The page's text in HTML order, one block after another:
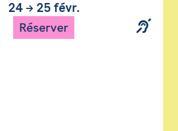
24→ 25 févr.
Réserver